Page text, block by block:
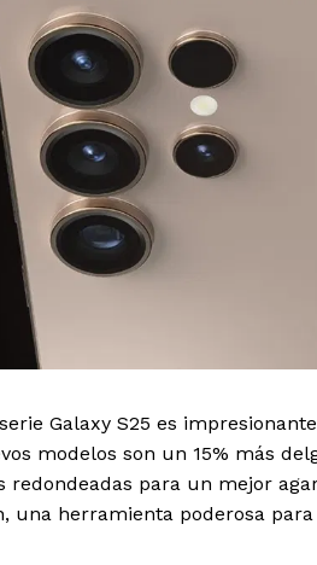
SUBSCRIBE NOW
Galaxy S25 es
modelos son un 15% más
redondeadas para un mejor
una herramienta poderosa